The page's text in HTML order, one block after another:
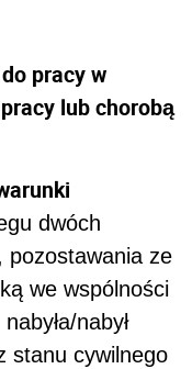
pracy w
lub chorobą
dwóch
pozostawania ze
we wspólności
nabył
stanu cywilnego